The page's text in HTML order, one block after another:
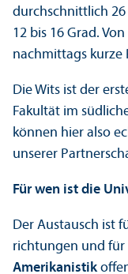
durchschnittlich 26
12 bis 16 Grad.
nachmittags kurze
Die Wits ist der
Fakultät im
können hier also
unserer
Für wen ist die
Der Austausch ist
richtungen und für
Amerikanistik